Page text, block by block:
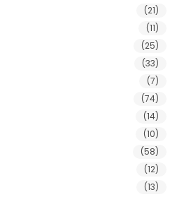
(21)
(11)
(25)
(33)
(7)
(74)
(14)
(10)
(58)
(12)
(13)